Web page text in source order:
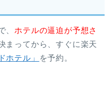
、 ホテルの逼迫が予想さ
まってから、すぐに楽天
ホテル」 を予約。